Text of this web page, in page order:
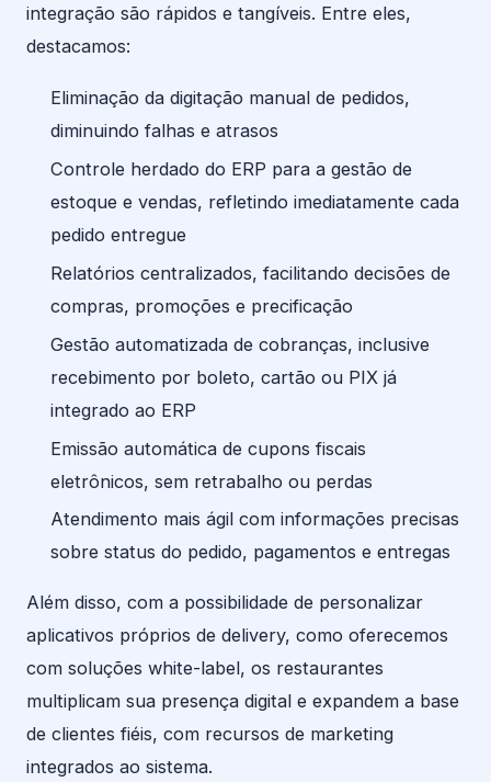
integração são rápidos e tangíveis. Entre eles,
destacamos:
Eliminação da digitação manual de pedidos,
diminuindo falhas e atrasos
Controle herdado do ERP para a gestão de
estoque e vendas, refletindo imediatamente cada
pedido entregue
Relatórios centralizados, facilitando decisões de
compras, promoções e precificação
Gestão automatizada de cobranças, inclusive
recebimento por boleto, cartão ou PIX já
integrado ao ERP
Emissão automática de cupons fiscais
eletrônicos, sem retrabalho ou perdas
Atendimento mais ágil com informações precisas
sobre status do pedido, pagamentos e entregas
Além disso, com a possibilidade de personalizar
aplicativos próprios de delivery, como oferecemos
com soluções white-label, os restaurantes
multiplicam sua presença digital e expandem a base
de clientes fiéis, com recursos de marketing
integrados ao sistema.